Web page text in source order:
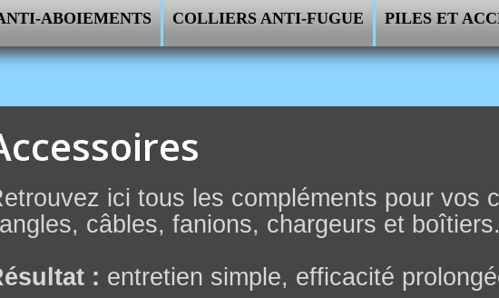
ABOIEMENTS COLLIERS ANTI-FUGUE PILES ET
ici tous les compléments pour vos
câbles, fanions, chargeurs et boîtiers.
: entretien simple, efficacité